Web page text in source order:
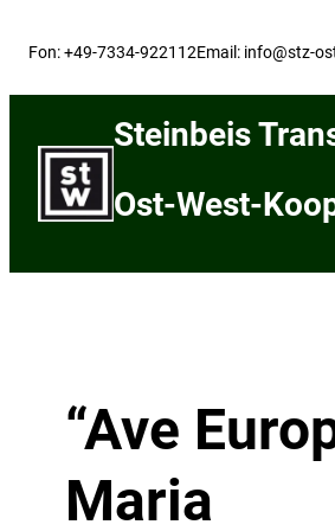
Fon: +49-7334-922112Email: info@stz-
Steinbeis
Ost-West-
“Ave
Maria